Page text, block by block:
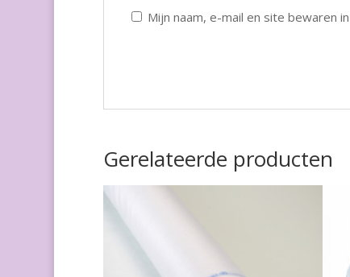
Mijn naam, e-mail en site bewaren
Gerelateerde producten